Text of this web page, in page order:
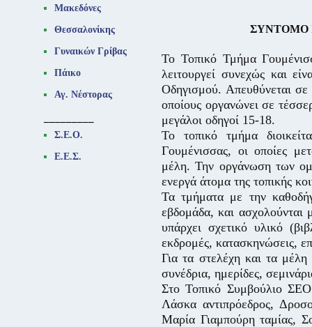
Μακεδόνες
Θεσσαλονίκης
Γυναικών Γρίβας
Πάικο
Αγ. Νέστορας
Σ.Ε.Ο.
Ε.Ε.Σ.
ΣΥΝΤΟΜΟ
Το Τοπικό Τμήμα
λειτουργεί συνεχώς και
Οδηγισμού. Απευθύνεται σε
οποίους οργανώνει σε
μεγάλοι οδηγοί 15-18.
Το τοπικό τμήμα
Γουμένισσας, οι οποίες
μέλη. Την οργάνωση των
ενεργά άτομα της τοπικής
Τα τμήματα με την
εβδομάδα, και ασχολούνται
υπάρχει σχετικό υλικό
εκδρομές, κατασκηνώσεις,
Για τα στελέχη και τα
συνέδρια, ημερίδες,
Στο Τοπικό Συμβούλιο
Λάσκα αντιπρόεδρος,
Μαρία Γιαμπούρη ταμίας,